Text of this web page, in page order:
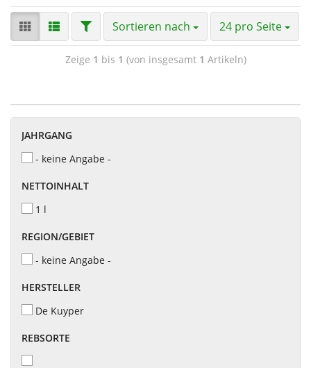
Sortieren nach 24 pro Seite
Zeige 1 bis 1 (von insgesamt 1 Artikeln)
JAHRGANG
- keine Angabe -
NETTOINHALT
1 l
REGION/GEBIET
- keine Angabe -
HERSTELLER
De Kuyper
REBSORTE